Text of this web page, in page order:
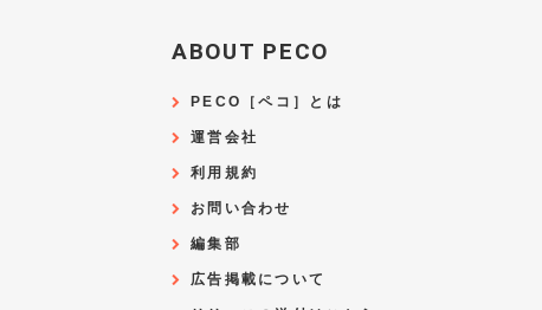
ABOUT PECO
PECO［ペコ］とは
運営会社
利用規約
お問い合わせ
編集部
広告掲載について